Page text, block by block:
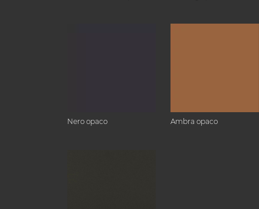
Nero opaco Ambra opaco